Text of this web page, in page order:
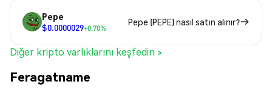
Pepe
$0.0000029+0.70%
Pepe (PEPE) nasıl satın alınır?
Diğer kripto varlıklarını keşfedin >
Feragatname